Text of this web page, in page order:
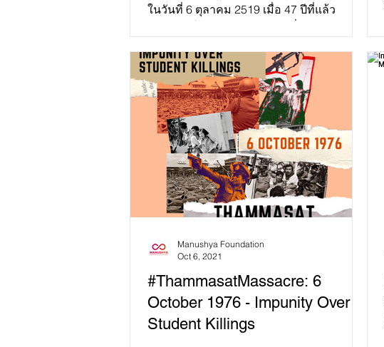
ในวันที่ 6 ตุลาคม 2519 เมื่อ 47 ปีที่แล้ว
#ThammasatMassacre: 6
October 1976 - Impunity Over
Student Killings
Manushya Foundation
Oct 6, 2021